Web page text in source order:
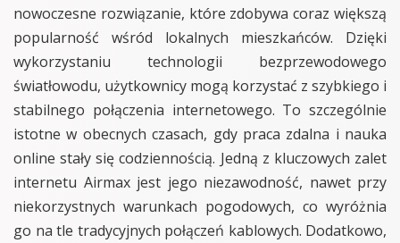
nowoczesne rozwiązanie, które zdobywa coraz większą
popularność wśród lokalnych mieszkańców. Dzięki
wykorzystaniu technologii bezprzewodowego
światłowodu, użytkownicy mogą korzystać z szybkiego i
stabilnego połączenia internetowego. To szczególnie
istotne w obecnych czasach, gdy praca zdalna i nauka
online stały się codziennością. Jedną z kluczowych zalet
internetu Airmax jest jego niezawodność, nawet przy
niekorzystnych warunkach pogodowych, co wyróżnia
go na tle tradycyjnych połączeń kablowych. Dodatkowo,